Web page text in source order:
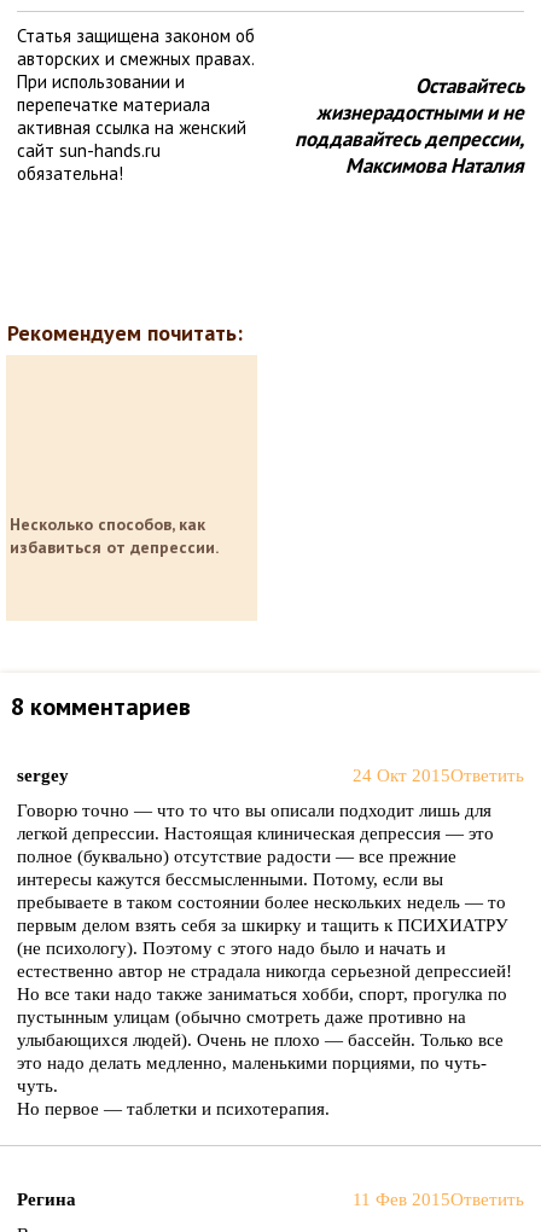
Статья защищена законом об
авторских и смежных правах.
При использовании и
перепечатке материала
активная ссылка на женский
сайт sun-hands.ru
обязательна!
Оставайтесь
жизнерадостными и не
поддавайтесь депрессии,
Максимова Наталия
Рекомендуем почитать:
Несколько способов, как
избавиться от депрессии.
8 комментариев
sergey 24 Окт 2015Ответить
Говорю точно — что то что вы описали подходит лишь для
легкой депрессии. Настоящая клиническая депрессия — это
полное (буквально) отсутствие радости — все прежние
интересы кажутся бессмысленными. Потому, если вы
пребываете в таком состоянии более нескольких недель — то
первым делом взять себя за шкирку и тащить к ПСИХИАТРУ
(не психологу). Поэтому с этого надо было и начать и
естественно автор не страдала никогда серьезной депрессией!
Но все таки надо также заниматься хобби, спорт, прогулка по
пустынным улицам (обычно смотреть даже противно на
улыбающихся людей). Очень не плохо — бассейн. Только все
это надо делать медленно, маленькими порциями, по чуть-
чуть.
Но первое — таблетки и психотерапия.
Регина 11 Фев 2015Ответить